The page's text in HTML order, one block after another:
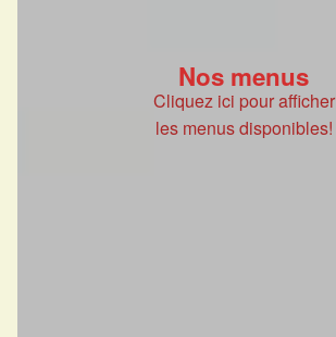
Nos menus
Cliquez ici pour afficher
les menus disponibles!